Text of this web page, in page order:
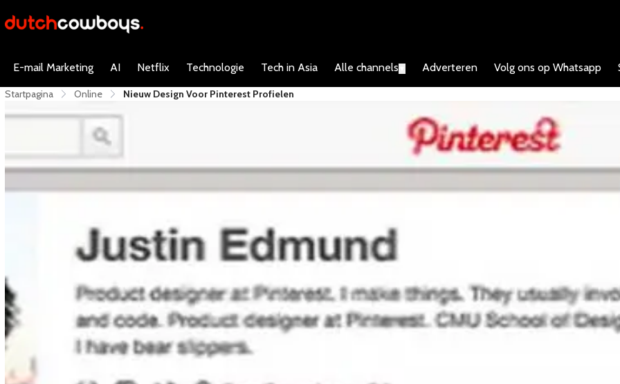
E-mail Marketing AI Netflix Technologie Tech in Asia Alle channels Adverteren Volg ons op Whatsapp
Startpagina Online Nieuw Design Voor Pinterest Profielen